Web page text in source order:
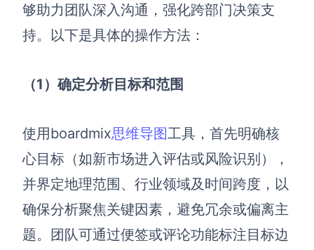
够助力团队深入沟通，强化跨部门决策支
持。以下是具体的操作方法：
（1）确定分析目标和范围
使用boardmix思维导图工具，首先明确核
心目标（如新市场进入评估或风险识别），
并界定地理范围、行业领域及时间跨度，以
确保分析聚焦关键因素，避免冗余或偏离主
题。团队可通过便签或评论功能标注目标边